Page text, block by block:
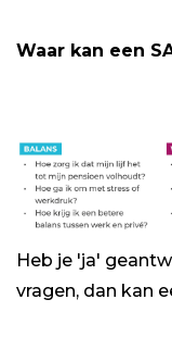
Waar kan een
Heb je 'ja'
vragen, dan kan